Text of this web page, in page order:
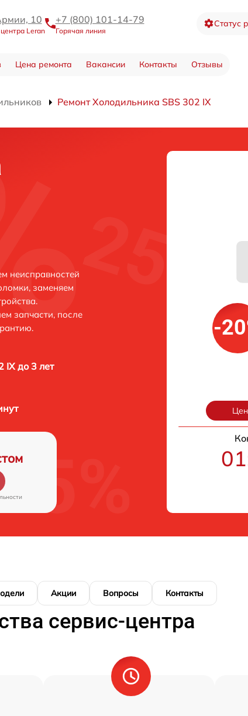
10
Leran
+7 (800) 101-14-79
Горячая линия
Статус
Цена ремонта Вакансии Контакты Отзывы
Ремонт Холодильника SBS 302 IX
неисправностей
заменяем
запчасти, после
IX до 3 лет
-
Акции Вопросы Контакты
сервис-центра